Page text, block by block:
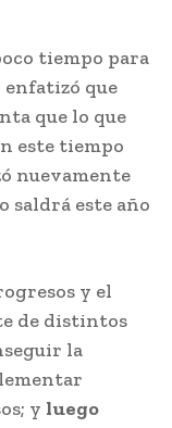
tiempo para
enfatizó que
que lo que
este tiempo
nuevamente
saldrá este año
y el
de distintos
la
y luego